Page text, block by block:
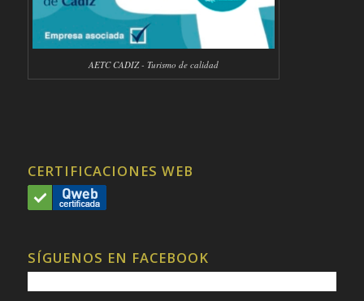
AETC CADIZ - Turismo de calidad
CERTIFICACIONES WEB
SÍGUENOS EN FACEBOOK